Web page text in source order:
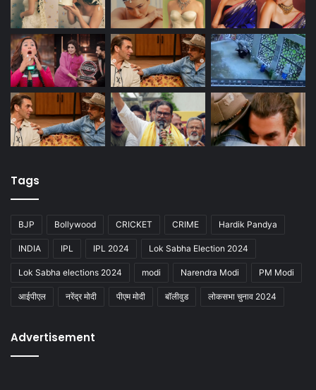
Tags
BJP Bollywood CRICKET CRIME Hardik Pandya
INDIA IPL IPL 2024 Lok Sabha Election 2024
Lok Sabha elections 2024 modi Narendra Modi PM Modi
आईपीएल नरेंद्र मोदी पीएम मोदी बॉलीवुड लोकसभा चुनाव 2024
Advertisement